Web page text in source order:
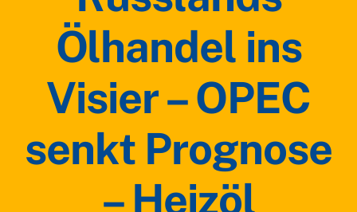
Ölhandel ins
Visier – OPEC
senkt Prognose
– Heizöl